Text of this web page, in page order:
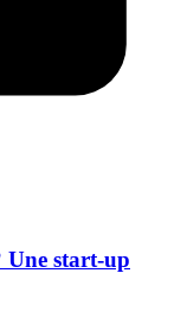
Une start-up